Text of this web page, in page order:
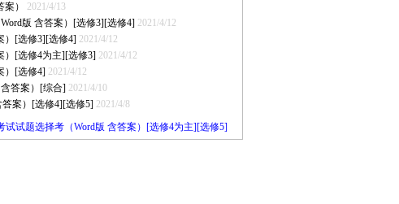
）
2021/4/13
版 含答案）[选修3][选修4] 2021/4/12
）[选修3][选修4] 2021/4/12
）[选修4为主][选修3] 2021/4/12
）[选修4] 2021/4/12
答案）[综合] 2021/4/10
答案）[选修4][选修5] 2021/4/8
试试题选择考（Word版 含答案）[选修4为主][选修5]